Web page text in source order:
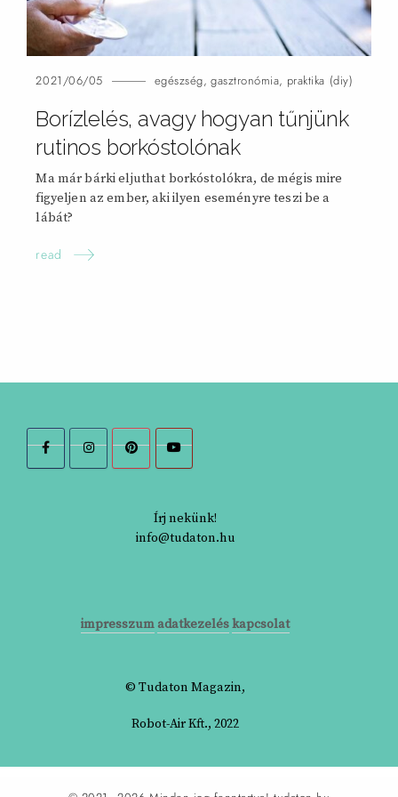
2021/06/05 egészség,gasztronómia, praktika (diy)
Borízlelés, avagy hogyan tűnjünk
rutinos borkóstolónak
Ma már bárki eljuthat borkóstolókra, de mégis mire
figyeljen az ember, aki ilyen eseményre teszi be a
lábát?
read
Írj nekünk!
info@tudaton.hu
impresszum adatkezeléskapcsolat
© Tudaton Magazin,
Robot-Air Kft., 2022